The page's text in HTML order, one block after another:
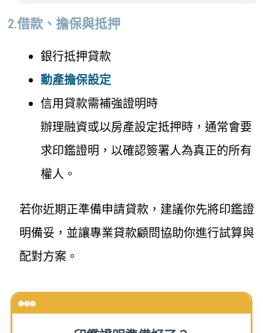
2.借款、擔保與抵押
銀行抵押貸款
動產擔保設定
信用貸款需補強證明時
辦理融資或以房產設定抵押時，通常會要
求印鑑證明，以確認簽署人為真正的所有
權人。
若你近期正準備申請貸款，建議你先將印鑑證
明備妥，並讓專業貸款顧問協助你進行試算與
配對方案。